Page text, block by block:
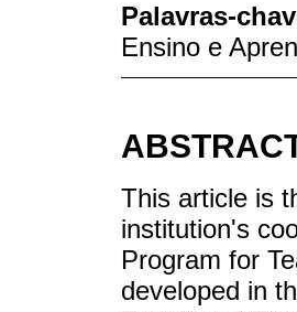
Palavras-
Ensino e
This article is
institution's
Program for
developed in